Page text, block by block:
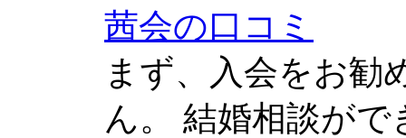
茜会の口コミ
まず、入会をお勧
ん。 結婚相談が